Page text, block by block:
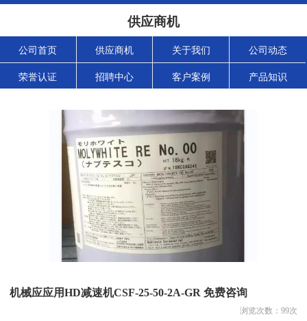
供应商机
公司首页 供应商机 关于我们 公司动态
荣誉认证 招聘中心 客户案例 产品知识
机械应应用HD减速机CSF-25-50-2A-GR 免费咨询
浏览次数： 99次